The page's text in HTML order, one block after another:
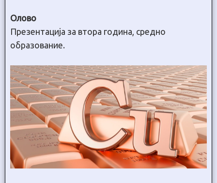
Олово
Презентација за втора година, средно
образование.